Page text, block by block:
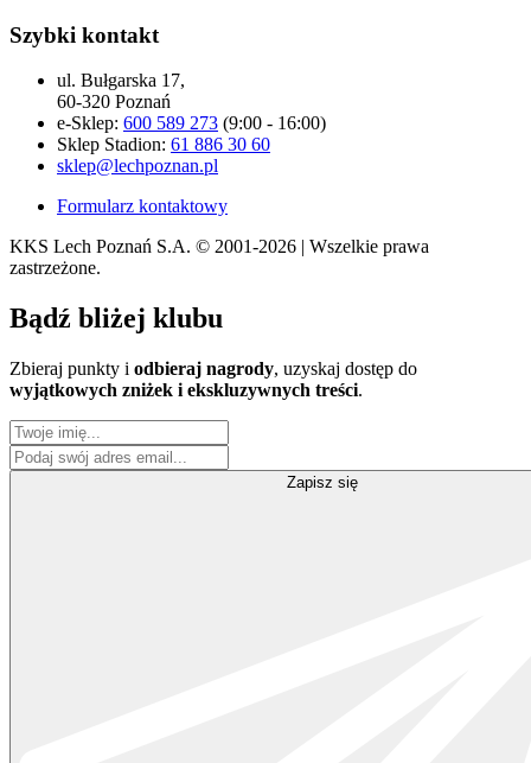
Szybki kontakt
ul. Bułgarska 17,
60-320 Poznań
e-Sklep: 600 589 273 (9:00 - 16:00)
Sklep Stadion: 61 886 30 60
sklep@lechpoznan.pl
Formularz kontaktowy
KKS Lech Poznań S.A. © 2001-2026 | Wszelkie prawa
zastrzeżone.
Bądź bliżej klubu
Zbieraj punkty i odbieraj nagrody, uzyskaj dostęp do
wyjątkowych zniżek i ekskluzywnych treści.
Zapisz się